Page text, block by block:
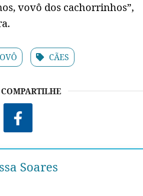
vovô dos cachorrinhos”,
CÃES
COMPARTILHE
Soares